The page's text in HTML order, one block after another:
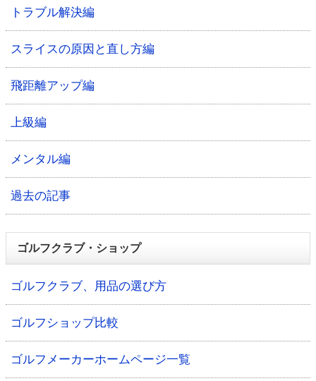
トラブル解決編
スライスの原因と直し方編
飛距離アップ編
上級編
メンタル編
過去の記事
ゴルフクラブ・ショップ
ゴルフクラブ、用品の選び方
ゴルフショップ比較
ゴルフメーカーホームページ一覧